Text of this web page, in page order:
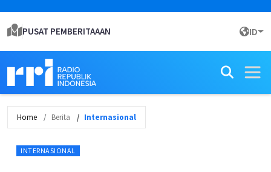
PUSAT PEMBERITAAAN ID
Home Berita Internasional
INTERNASIONAL